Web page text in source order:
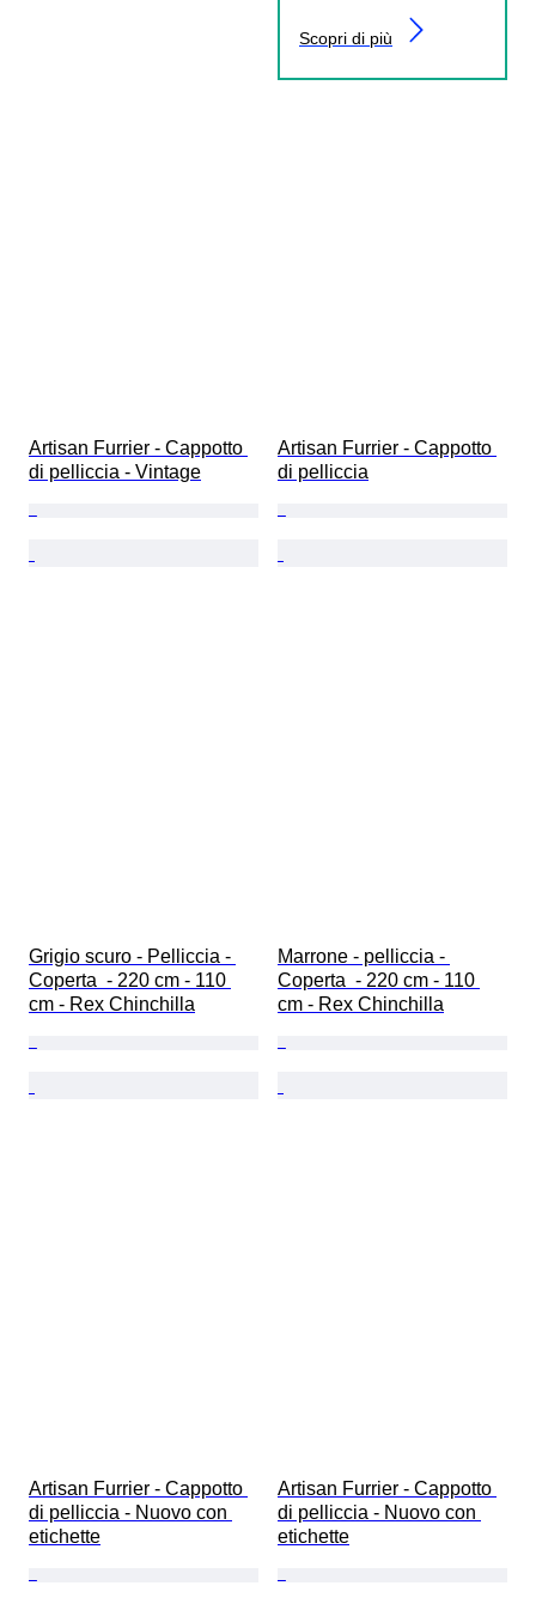
Scopri di più
Artisan Furrier - Cappotto
di pelliccia - Vintage
Artisan Furrier - Cappotto
di pelliccia
Grigio scuro - Pelliccia -
Coperta  - 220 cm - 110
cm - Rex Chinchilla
Marrone - pelliccia -
Coperta  - 220 cm - 110
cm - Rex Chinchilla
Artisan Furrier - Cappotto
di pelliccia - Nuovo con
etichette
Artisan Furrier - Cappotto
di pelliccia - Nuovo con
etichette